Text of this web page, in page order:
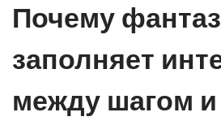
Почему
заполняет
между шагом